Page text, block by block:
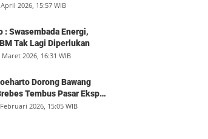
Distribusi Lancar
2026, 15:57 WIB
: Swasembada Energi,
Tak Lagi Diperlukan
Maret 2026, 16:31 WIB
Dorong Bawang
Tembus Pasar Ekspor,
Untung Rp350 Juta per
2026, 15:05 WIB